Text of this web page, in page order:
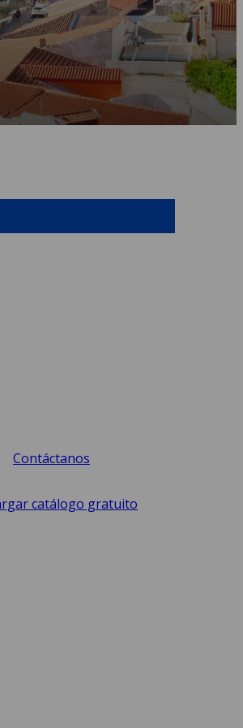
Contáctanos
catálogo gratuito